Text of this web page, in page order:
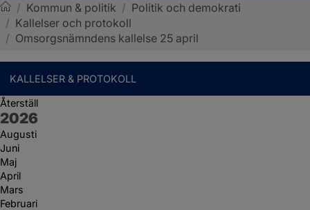
Sotenäs kommun
/ Kommun & politik / Politik och demokrati
/ Kallelser och protokoll
/ Omsorgsnämndens kallelse 25 april
KALLELSER & PROTOKOLL
Återställ
År:
2026
Augusti
Juni
Maj
April
Mars
Februari